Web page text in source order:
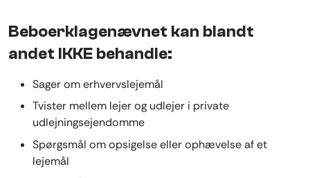
Beboerklagenævnet kan blandt
andet IKKE behandle:
Sager om erhvervslejemål
Tvister mellem lejer og udlejer i private
udlejningsejendomme
Spørgsmål om opsigelse eller ophævelse af et
lejemål